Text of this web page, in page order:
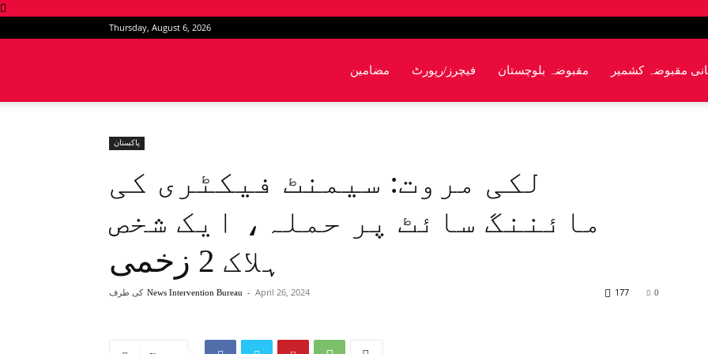
Thursday, August 6, 2026
مضامین فیچرز/رپورٹ مقبوضہ بلوچستان مقبوضہ کشمیر
پاکستان
لکی مروت: سیمنٹ فیکٹری کی
مائننگ سائٹ پر حملہ، ایک شخص
ہلاک 2 زخمی
کی طرف News Intervention Bureau - April 26, 2024 0
177